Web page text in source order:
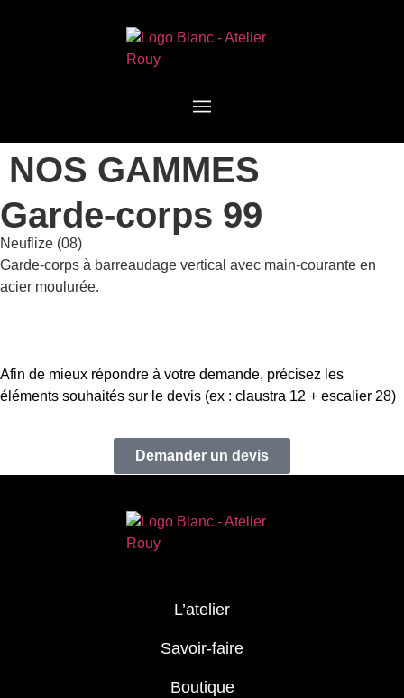
NOS GAMMES
Garde-corps 99
Neuflize (08)
Garde-corps à barreaudage vertical avec main-courante en
acier moulurée.
Afin de mieux répondre à votre demande, précisez les
éléments souhaités sur le devis (ex : claustra 12 + escalier 28)
Demander un devis
L’atelier
Savoir-faire
Boutique